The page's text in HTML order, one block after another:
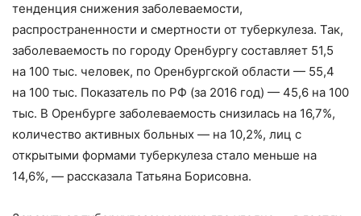
тенденция снижения заболеваемости,
распространенности и смертности от туберкулеза. Так,
заболеваемость по городу Оренбургу составляет 51,5
на 100 тыс. человек, по Оренбургской области — 55,4
на 100 тыс. Показатель по РФ (за 2016 год) — 45,6 на 100
тыс. В Оренбурге заболеваемость снизилась на 16,7%,
количество активных больных — на 10,2%, лиц с
открытыми формами туберкулеза стало меньше на
14,6%, — рассказала Татьяна Борисовна.